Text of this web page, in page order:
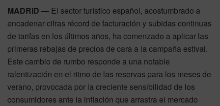
MADRID — El sector turístico español, acostumbrado a
encadenar cifras récord de facturación y subidas continuas
de tarifas en los últimos años, ha comenzado a aplicar las
primeras rebajas de precios de cara a la campaña estival.
Este cambio de rumbo responde a una notable
ralentización en el ritmo de las reservas para los meses de
verano, provocada por la creciente sensibilidad de los
consumidores ante la inflación que arrastra el mercado